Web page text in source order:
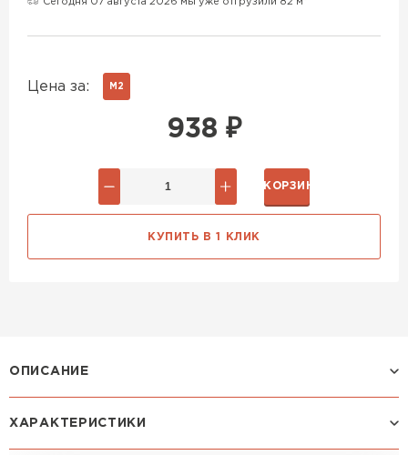
Цена за: М2
938 ₽
В КОРЗИНУ
КУПИТЬ В 1 КЛИК
ОПИСАНИЕ
Профиль МОНТЕРРОСА:
ХАРАКТЕРИСТИКИ